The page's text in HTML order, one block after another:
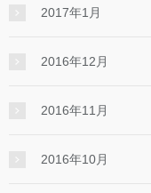
2017年1月
2016年12月
2016年11月
2016年10月